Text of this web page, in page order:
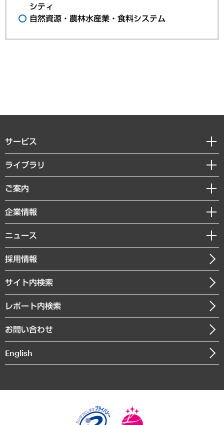
シティ
自然資源・農林水産業・食料システム
サービス
経営戦略
組織・人事戦略
デジタルイノベーション
共生・ダイバーシティ
GRC（ガバナンス・リスク・コンプライアンス）・防災（政策）
経済・産業・雇用・労働
まちづくり・観光・交通・スポーツ・スマートシティ
自然資源・農林水産業・食料システム
ライブラリ
経済調査
レポート
コラム
経営用語集
受託・受注実績（官公庁関連）
メディア掲載・出演
ご案内
セミナー・イベント情報
MUFGビジネスセミナー
受託案件情報
企業情報
私たちの想い
社長メッセージ
会社概要
沿革
組織図・本部部室紹介
インドネシア現地法人
個人情報保護方針
ニュース
ニュースリリース
お知らせ
採用情報
サイト内検索
レポート内検索
お問い合わせ
English